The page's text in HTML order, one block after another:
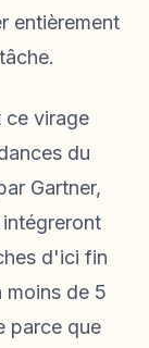
entièrement
ce virage
du
Gartner,
d'ici fin
moins de 5
parce que